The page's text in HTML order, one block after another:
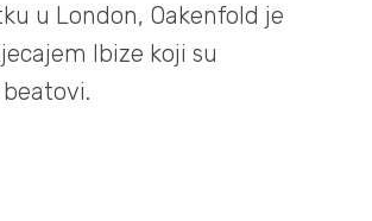
u London, Oakenfold je
Ibize koji su